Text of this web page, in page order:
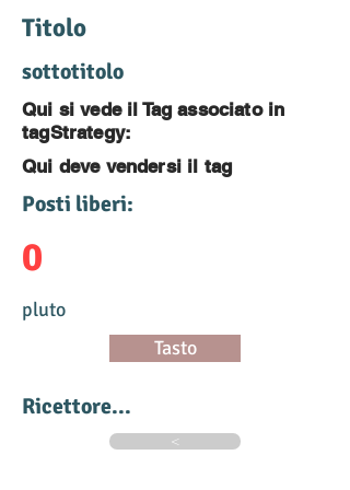
Titolo
sottotitolo
Qui si vede il Tag associato in
tagStrategy:
Qui deve vendersi il tag
Posti liberi:
0
pluto
Tasto
Ricettore...
<